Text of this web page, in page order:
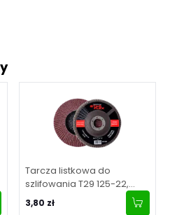
Tarcza listkowa do
szlifowania T29 125-22,
granulacja 40
3,80 zł